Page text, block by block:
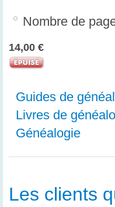
Nombre de
14,00 €
Guides de
Livres de
Généalogie
Les clients